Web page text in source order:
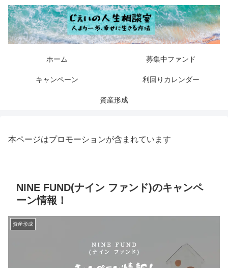
ホーム 募集中ファンド
キャンペーン 利回りカレンダー
資産形成
本ページはプロモーションが含まれています
NINE FUND(ナイン ファンド)のキャンペ
ーン情報！
資産形成